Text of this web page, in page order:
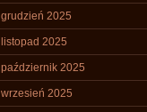
grudzień 2025
listopad 2025
październik 2025
wrzesień 2025